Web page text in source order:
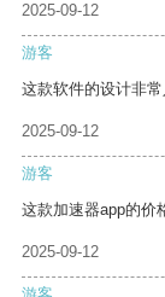
2025-09-12
游客
这款软件的设计非常
2025-09-12
游客
这款加速器app的价
2025-09-12